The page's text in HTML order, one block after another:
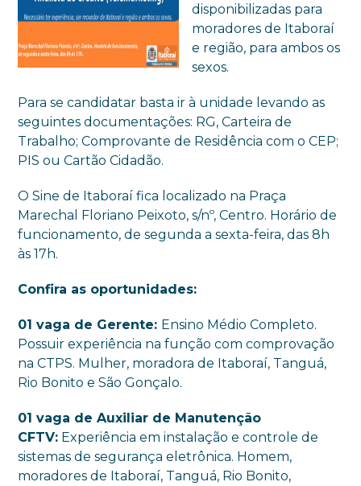
disponibilizadas para
moradores de Itaboraí
e região, para ambos os
sexos.
Para se candidatar basta ir à unidade levando as
seguintes documentações: RG, Carteira de
Trabalho; Comprovante de Residência com o CEP;
PIS ou Cartão Cidadão.
O Sine de Itaboraí fica localizado na Praça
Marechal Floriano Peixoto, s/nº, Centro. Horário de
funcionamento, de segunda a sexta-feira, das 8h
às 17h.
Confira as oportunidades:
01 vaga de Gerente: Ensino Médio Completo.
Possuir experiência na função com comprovação
na CTPS. Mulher, moradora de Itaboraí, Tanguá,
Rio Bonito e São Gonçalo.
01 vaga de Auxiliar de Manutenção
CFTV: Experiência em instalação e controle de
sistemas de segurança eletrônica. Homem,
moradores de Itaboraí, Tanguá, Rio Bonito,